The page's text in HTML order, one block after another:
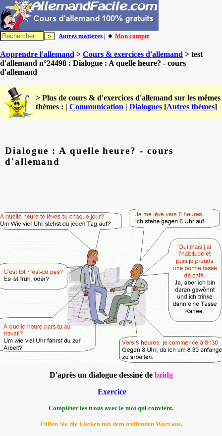
Autres matières | 🔸 Mon compte
Apprendre l'allemand > Cours & exercices d'allemand > test
d'allemand n°24498 : Dialogue : A quelle heure? - cours
d'allemand
> Plus de cours & d'exercices d'allemand sur les mêmes
thèmes : | Communication | Dialogues [Autres thèmes]
Dialogue : A quelle heure? - cours
d'allemand
D'après un dialogue dessiné de bridg
Exercice
Complétez les trous avec le mot qui convient.
Füllen Sie die Lücken mit dem treffenden Wort aus.